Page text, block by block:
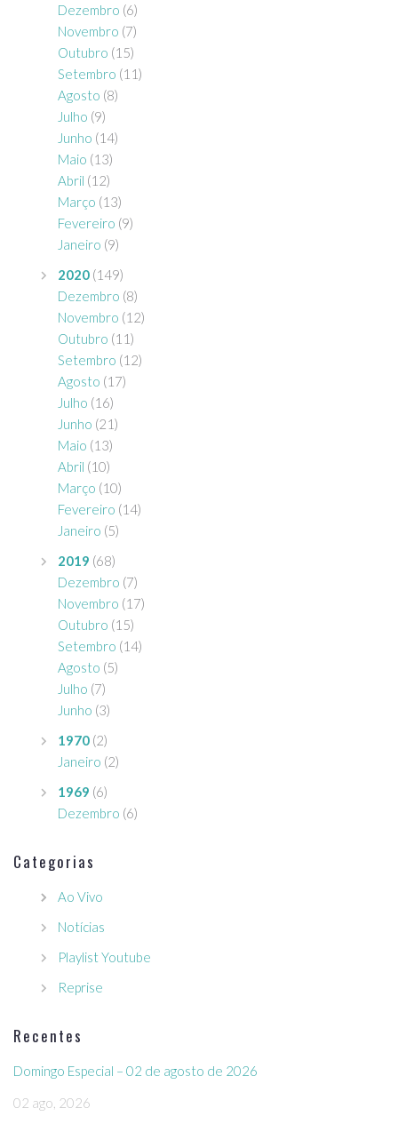
Dezembro (6)
Novembro (7)
Outubro (15)
Setembro (11)
Agosto (8)
Julho (9)
Junho (14)
Maio (13)
Abril (12)
Março (13)
Fevereiro (9)
Janeiro (9)
2020 (149)
Dezembro (8)
Novembro (12)
Outubro (11)
Setembro (12)
Agosto (17)
Julho (16)
Junho (21)
Maio (13)
Abril (10)
Março (10)
Fevereiro (14)
Janeiro (5)
2019 (68)
Dezembro (7)
Novembro (17)
Outubro (15)
Setembro (14)
Agosto (5)
Julho (7)
Junho (3)
1970 (2)
Janeiro (2)
1969 (6)
Dezembro (6)
Categorias
Ao Vivo
Notícias
Playlist Youtube
Reprise
Recentes
Domingo Especial – 02 de agosto de 2026
02 ago, 2026